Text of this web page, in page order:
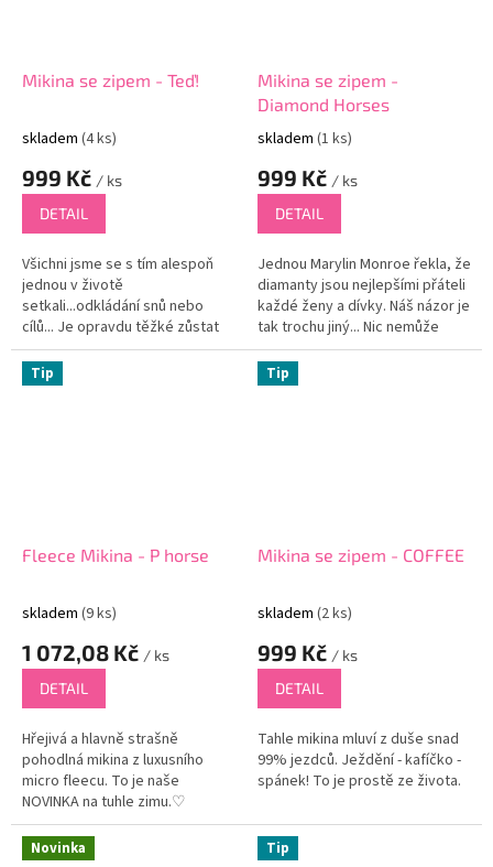
Mikina se zipem - Teď!
skladem (4 ks)
999 Kč / ks
DETAIL
Všichni jsme se s tím alespoň
jednou v životě
setkali...odkládání snů nebo
cílů... Je opravdu těžké zůstat
při síle a jít si za svým. A proto
tady máme toto tričko, které
tě...
Mikina se zipem -
Diamond Horses
skladem (1 ks)
999 Kč / ks
DETAIL
Jednou Marylin Monroe řekla, že
diamanty jsou nejlepšími přáteli
každé ženy a dívky. Náš názor je
tak trochu jiný... Nic nemůže
nahradit lásku k vysněnému
koni! A proto říkáme,...
Tip
Fleece Mikina - P horse
skladem (9 ks)
1 072,08 Kč / ks
DETAIL
Hřejivá a hlavně strašně
pohodlná mikina z luxusního
micro fleecu. To je naše
NOVINKA na tuhle zimu.♡
Tip
Mikina se zipem - COFFEE
skladem (2 ks)
999 Kč / ks
DETAIL
Tahle mikina mluví z duše snad
99% jezdců. Ježdění - kafíčko -
spánek! To je prostě ze života.
Novinka Tip